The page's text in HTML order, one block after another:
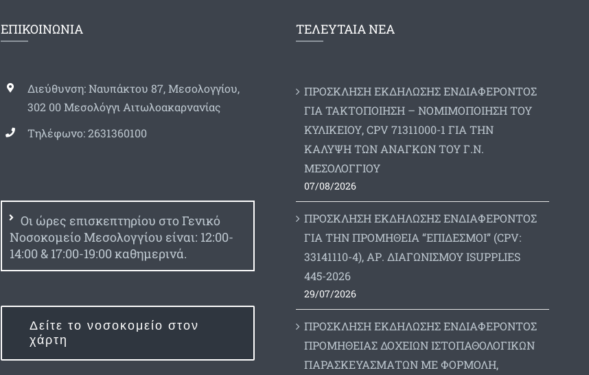
ΕΠΙΚΟΙΝΩΝΙΑ
Διεύθυνση: Ναυπάκτου 87, Μεσολογγίου,
302 00 Μεσολόγγι Αιτωλοακαρνανίας
Τηλέφωνο: 2631360100
Οι ώρες επισκεπτηρίου στο Γενικό
Νοσοκομείο Μεσολογγίου είναι: 12:00-
14:00 & 17:00-19:00 καθημερινά.
Δείτε το νοσοκομείο στον
χάρτη
ΤΕΛΕΥΤΑΙΑ ΝΕΑ
ΠΡΟΣΚΛΗΣΗ ΕΚΔΗΛΩΣΗΣ ΕΝΔΙΑΦΕΡΟΝΤΟΣ
ΓΙΑ ΤΑΚΤΟΠΟΙΗΣΗ – ΝΟΜΙΜΟΠΟΙΗΣΗ ΤΟΥ
ΚΥΛΙΚΕΙΟΥ, CPV 71311000-1 ΓΙΑ ΤΗΝ
ΚΑΛΥΨΗ ΤΩΝ ΑΝΑΓΚΩΝ ΤΟΥ Γ.Ν.
ΜΕΣΟΛΟΓΓΙΟΥ
07/08/2026
ΠΡΟΣΚΛΗΣΗ ΕΚΔΗΛΩΣΗΣ ΕΝΔΙΑΦΕΡΟΝΤΟΣ
ΓΙΑ ΤΗΝ ΠΡΟΜΗΘΕΙΑ “ΕΠΙΔΕΣΜΟΙ” (CPV:
33141110-4), ΑΡ. ΔΙΑΓΩΝΙΣΜΟΥ ISUPPLIES
445-2026
29/07/2026
ΠΡΟΣΚΛΗΣΗ ΕΚΔΗΛΩΣΗΣ ΕΝΔΙΑΦΕΡΟΝΤΟΣ
ΠΡΟΜΗΘΕΙΑΣ ΔΟΧΕΙΩΝ ΙΣΤΟΠΑΘΟΛΟΓΙΚΩΝ
ΠΑΡΑΣΚΕΥΑΣΜΑΤΩΝ ΜΕ ΦΟΡΜΟΛΗ,